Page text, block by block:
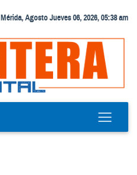
Mérida, Agosto Jueves 06, 2026, 05:38 am